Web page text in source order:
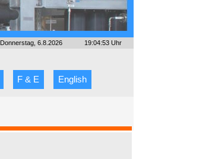
Donnerstag, 6.8.2026 19:04:53 Uhr
F & E English